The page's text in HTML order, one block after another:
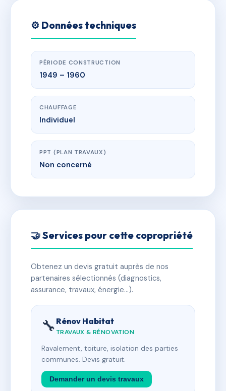
⚙️ Données techniques
PÉRIODE CONSTRUCTION
1949 – 1960
CHAUFFAGE
Individuel
PPT (PLAN TRAVAUX)
Non concerné
🤝 Services pour cette copropriété
Obtenez un devis gratuit auprès de nos
partenaires sélectionnés (diagnostics,
assurance, travaux, énergie…).
🔧 Rénov Habitat
TRAVAUX & RÉNOVATION
Ravalement, toiture, isolation des parties
communes. Devis gratuit.
Demander un devis travaux